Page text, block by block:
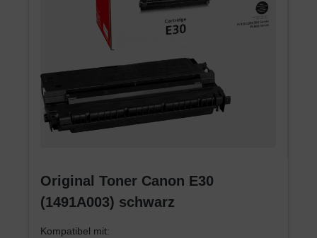
Original Toner Canon E30
(1491A003) schwarz
Kompatibel mit: